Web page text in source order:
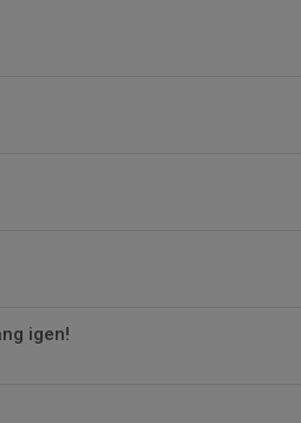
igen!